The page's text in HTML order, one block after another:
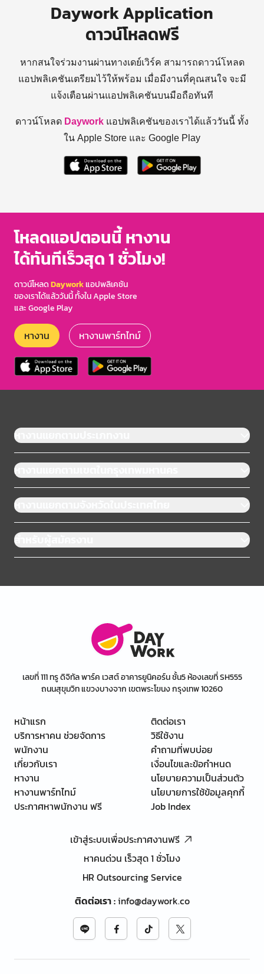
Daywork Application
ดาวน์โหลดฟรี
หากสนใจร่วมงานผ่านทางเดย์เวิร์ค สามารถดาวน์โหลด
แอปพลิเคชันเตรียมไว้ให้พร้อม เมื่อมีงานที่คุณสนใจ จะมี
แจ้งเตือนผ่านแอปพลิเคชันบนมือถือทันที
ดาวน์โหลด Daywork แอปพลิเคชันของเราได้แล้ววันนี้ ทั้ง
ใน Apple Store และ Google Play
โหลดแอปตอนนี้ หางาน
ได้ทันทีเร็วสุด 1 ชั่วโมง!
ดาวน์โหลดDayworkแอปพลิเคชัน
ของเราได้แล้ววันนี้ ทั้งใน Apple Store
และ Google Play
หางาน หางานพาร์ทไทม์
หางานแยกตามประเภทงาน
หางานแยกตามเขตในกรุงเทพมหานคร
หางานแยกตามจังหวัดในประเทศไทย
สำหรับผู้สมัครงาน
เลขที่ 111 ทรู ดิจิทัล พาร์ค เวสต์ อาคารยูนิคอร์น ชั้น5 ห้องเลขที่ SH555
ถนนสุขุมวิท แขวงบางจาก เขตพระโขนง กรุงเทพ 10260
หน้าแรก
บริการหาคน ช่วยจัดการ
พนักงาน
เกี่ยวกับเรา
หางาน
หางานพาร์ทไทม์
ประกาศหาพนักงาน ฟรี
ติดต่อเรา
วิธีใช้งาน
คำถามที่พบบ่อย
เงื่อนไขและข้อกำหนด
นโยบายความเป็นส่วนตัว
นโยบายการใช้ข้อมูลคุกกี้
Job Index
เข้าสู่ระบบเพื่อประกาศงานฟรี
หาคนด่วน เร็วสุด 1 ชั่วโมง
HR Outsourcing Service
ติดต่อเรา:info@daywork.co